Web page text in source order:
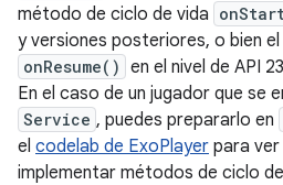
método de ciclo de vida
y versiones posteriores, o bien
onResume() en el nivel de API
En el caso de un jugador que se
Service , puedes prepararlo en
el codelab de ExoPlayer para
implementar métodos de ciclo